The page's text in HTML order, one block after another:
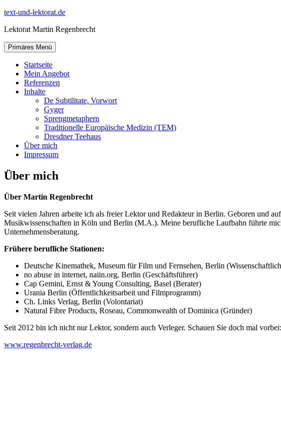
Zum
springen
text-und-lektorat.de
Lektorat Martin Regenbrecht
Primäres Menü
Startseite
Mein Angebot
Referenzen
Inhalte
De Subtilitate, Vorwort
Gyger
Sprengmetaphern
Traditionelle Europäische Medizin (TEM)
Dresdner Teehaus
Über mich
Impressum
Über mich
Über Martin Regenbrecht
Seit vielen Jahren arbeite ich als freier Lektor und Redakteur in Berlin. Geboren und
Musikwissenschaften in Köln und Berlin (M.A.). Meine berufliche Laufbahn führte
Unternehmensberatung.
Frühere berufliche Stationen:
Deutsche Kinemathek, Museum für Film und Fernsehen, Berlin
no abuse in internet, naiin.org, Berlin (Geschäftsführer)
Cap Gemini, Ernst & Young Consulting, Basel (Berater)
Urania Berlin (Öffentlichkeitsarbeit und Filmprogramm)
Ch. Links Verlag, Berlin (Volontariat)
Natural Fibre Products, Roseau, Commonwealth of Dominica (Gründer)
Seit 2012 bin ich nicht nur Lektor, sondern auch Verleger. Schauen Sie doch mal vorbei:
www.regenbrecht-verlag.de